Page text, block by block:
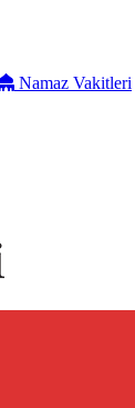
Namaz Vakitleri